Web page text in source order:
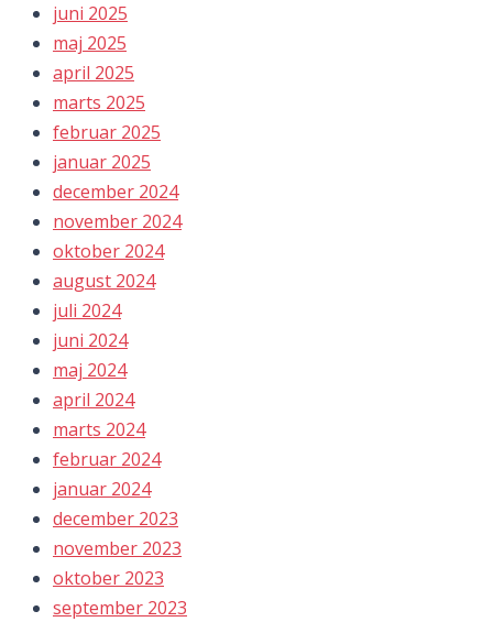
juni 2025
maj 2025
april 2025
marts 2025
februar 2025
januar 2025
december 2024
november 2024
oktober 2024
august 2024
juli 2024
juni 2024
maj 2024
april 2024
marts 2024
februar 2024
januar 2024
december 2023
november 2023
oktober 2023
september 2023